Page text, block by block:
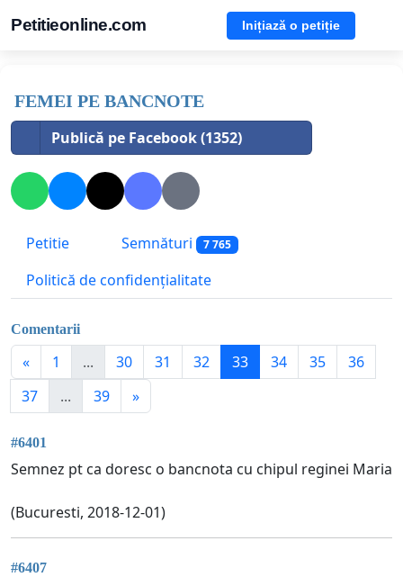
Petitieonline.com Inițiază o petiție
FEMEI PE BANCNOTE
Publică pe Facebook (1352)
Petitie Semnături 7 765
Politică de confidențialitate
Comentarii
« 1 ... 30 31 32 33 34 35
36
37
... 39 »
#6401
Semnez pt ca doresc o bancnota cu chipul reginei Maria
(Bucuresti, 2018-12-01)
#6407